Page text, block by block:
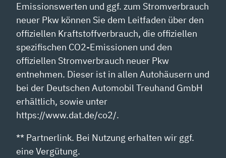
Emissionswerten und ggf. zum Stromverbrauch
neuer Pkw können Sie dem Leitfaden über den
offiziellen Kraftstoffverbrauch, die offiziellen
spezifischen CO2-Emissionen und den
offiziellen Stromverbrauch neuer Pkw
entnehmen. Dieser ist in allen Autohäusern und
bei der Deutschen Automobil Treuhand GmbH
erhältlich, sowie unter
https://www.dat.de/co2/.
** Partnerlink. Bei Nutzung erhalten wir ggf.
eine Vergütung.